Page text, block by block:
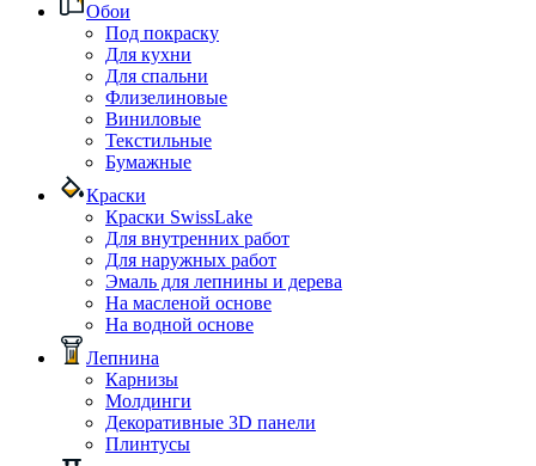
Обои
Под покраску
Для кухни
Для спальни
Флизелиновые
Виниловые
Текстильные
Бумажные
Краски
Краски SwissLake
Для внутренних работ
Для наружных работ
Эмаль для лепнины и дерева
На масленой основе
На водной основе
Лепнина
Карнизы
Молдинги
Декоративные 3D панели
Плинтусы